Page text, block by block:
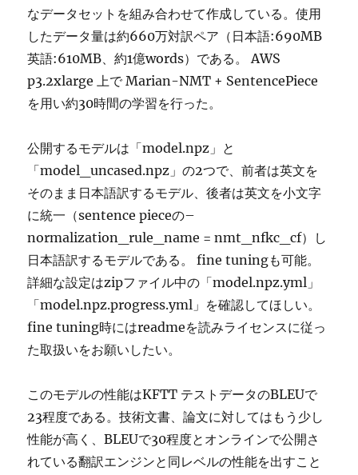
なデータセットを組み合わせて作成している。使用
したデータ量は約660万対訳ペア（日本語:690MB
英語:610MB、約1億words）である。 AWS
p3.2xlarge 上で Marian-NMT + SentencePiece
を用い約30時間の学習を行った。
公開するモデルは「model.npz」と
「model_uncased.npz」の2つで、前者は英文を
そのまま日本語訳するモデル、後者は英文を小文字
に統一（sentence pieceの–
normalization_rule_name = nmt_nfkc_cf）し
日本語訳するモデルである。 fine tuningも可能。
詳細な設定はzipファイル中の「model.npz.yml」
「model.npz.progress.yml」を確認してほしい。
fine tuning時にはreadmeを読みライセンスに従っ
た取扱いをお願いしたい。
このモデルの性能はKFTT テストデータのBLEUで
23程度である。技術文書、論文に対してはもう少し
性能が高く、BLEUで30程度とオンラインで公開さ
れている翻訳エンジンと同レベルの性能を出すこと